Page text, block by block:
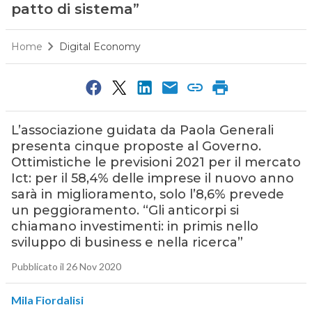
patto di sistema”
Home Digital Economy
L’associazione guidata da Paola Generali
presenta cinque proposte al Governo.
Ottimistiche le previsioni 2021 per il mercato
Ict: per il 58,4% delle imprese il nuovo anno
sarà in miglioramento, solo l’8,6% prevede
un peggioramento. “Gli anticorpi si
chiamano investimenti: in primis nello
sviluppo di business e nella ricerca”
Pubblicato il 26 Nov 2020
Mila Fiordalisi